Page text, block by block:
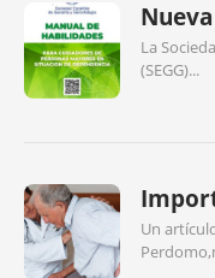
La
(SEGG)...
Un